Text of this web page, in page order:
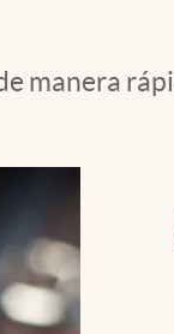
manera